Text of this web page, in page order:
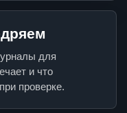
для
и что
проверке.